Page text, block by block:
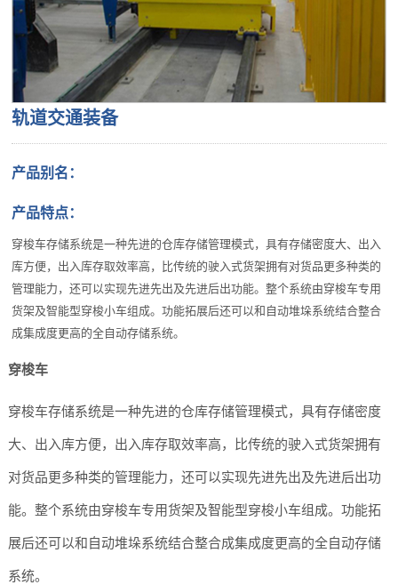
轨道交通装备
产品别名：
产品特点：
穿梭车存储系统是一种先进的仓库存储管理模式，具有存储密度大、出入
库方便，出入库存取效率高，比传统的驶入式货架拥有对货品更多种类的
管理能力，还可以实现先进先出及先进后出功能。整个系统由穿梭车专用
货架及智能型穿梭小车组成。功能拓展后还可以和自动堆垛系统结合整合
成集成度更高的全自动存储系统。
穿梭车
穿梭车存储系统是一种先进的仓库存储管理模式，具有存储密度
大、出入库方便，出入库存取效率高，比传统的驶入式货架拥有
对货品更多种类的管理能力，还可以实现先进先出及先进后出功
能。整个系统由穿梭车专用货架及智能型穿梭小车组成。功能拓
展后还可以和自动堆垛系统结合整合成集成度更高的全自动存储
系统。